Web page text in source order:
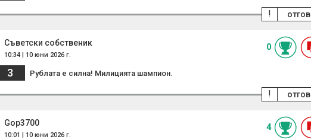
!
Съветски собственик
10:34 | 10 юни 2026 г.
0
3 Рублата е силна! Милицията шампион.
!
Gop3700
10:01 | 10 юни 2026 г.
4